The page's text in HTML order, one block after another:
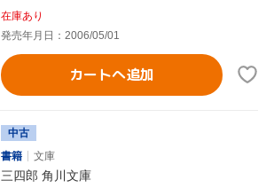
在庫あり
発売年月日：2006/05/01
カートへ追加
中古
書籍
文庫
三四郎 角川文庫